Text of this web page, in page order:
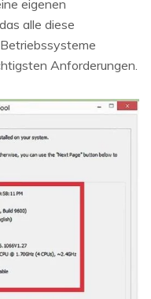
eigenen
alle diese
Anforderungen.